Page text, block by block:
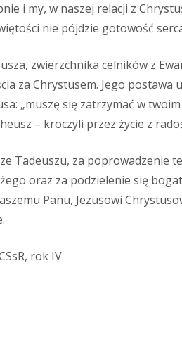
i my, w naszej relacji z
nie pójdzie gotowość
zwierzchnika celników z
za Chrystusem. Jego
„muszę się zatrzymać w
– kroczyli przez życie z
Tadeuszu, za poprowadzenie
oraz za podzielenie się
Panu, Jezusowi
CSsR, rok IV